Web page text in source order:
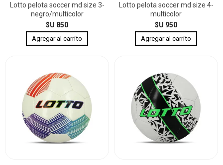
Lotto pelota soccer md size 3-
negro/multicolor
$U 850
Lotto pelota soccer md size 4-
multicolor
$U 950